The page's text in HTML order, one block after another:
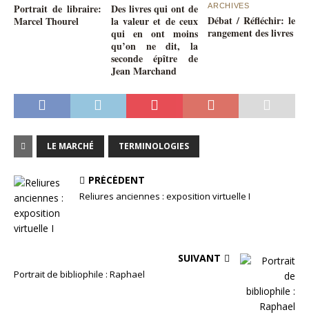
Portrait de libraire:
Marcel Thourel
Des livres qui ont de
la valeur et de ceux
qui en ont moins
qu’on ne dit, la
seconde épître de
Jean Marchand
ARCHIVES
Débat / Réfléchir: le
rangement des livres
LE MARCHÉ TERMINOLOGIES
PRÉCÉDENT
Reliures anciennes : exposition virtuelle I
SUIVANT
Portrait de bibliophile : Raphael